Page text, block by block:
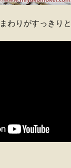
わりがすっきりと